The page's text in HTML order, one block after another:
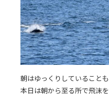
朝はゆっくりしていることも
本日は朝から至る所で飛沫